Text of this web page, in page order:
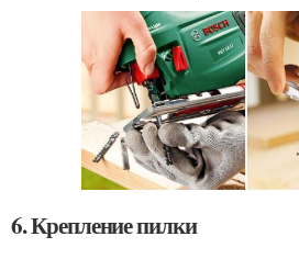
6. Крепление пилки